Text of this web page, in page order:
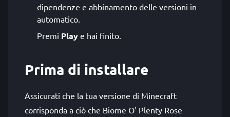
dipendenze e abbinamento delle versioni in
automatico.
Premi Play e hai finito.
Prima di installare
Assicurati che la tua versione di Minecraft
corrisponda a ciò che Biome O' Plenty Rose